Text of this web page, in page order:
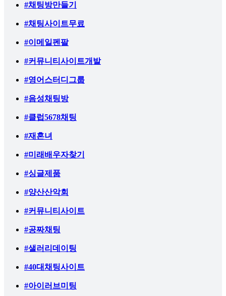
#채팅방만들기
#채팅사이트무료
#이메일펜팔
#커뮤니티사이트개발
#영어스터디그룹
#음성채팅방
#클럽5678채팅
#재혼녀
#미래배우자찾기
#싱글제품
#양산산악회
#커뮤니티사이트
#공짜채팅
#샐러리데이팅
#40대채팅사이트
#아이러브미팅